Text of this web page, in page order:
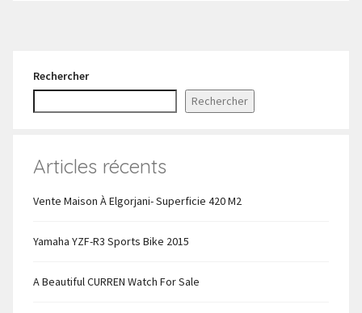
Rechercher
Rechercher
Articles récents
Vente Maison À Elgorjani- Superficie 420 M2
Yamaha YZF-R3 Sports Bike 2015
A Beautiful CURREN Watch For Sale